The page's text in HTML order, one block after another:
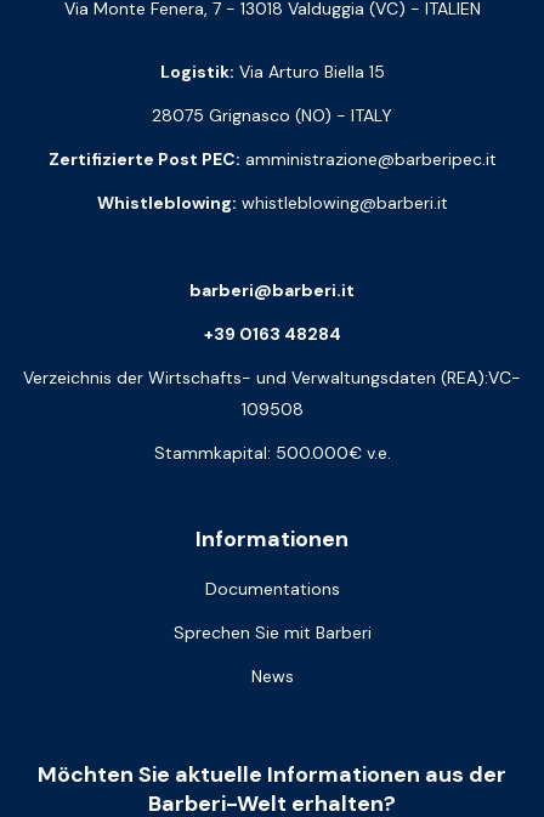
Via Monte Fenera, 7 - 13018 Valduggia (VC) - ITALIEN
Logistik: Via Arturo Biella 15
28075 Grignasco (NO) - ITALY
Zertifizierte Post PEC: amministrazione@barberipec.it
Whistleblowing: whistleblowing@barberi.it
Informationen
Documentations
Sprechen Sie mit Barberi
News
barberi@barberi.it
+39 0163 48284
Verzeichnis der Wirtschafts- und Verwaltungsdaten (REA):VC-
109508
Stammkapital: 500.000€ v.e.
Möchten Sie aktuelle Informationen aus der
Barberi-Welt erhalten?